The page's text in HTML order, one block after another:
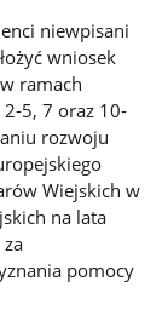
niewpisani
wniosek
ramach
5, 7 oraz 10-
rozwoju
Wiejskich w
na lata
pomocy